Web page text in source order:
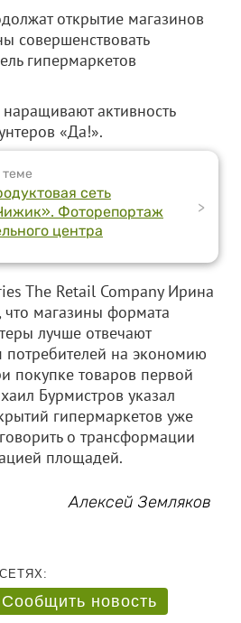
открытие магазинов
совершенствовать
гипермаркетов
активность
«Да!».
теме
сеть
Фоторепортаж
центра
>
The Retail Company Ирина
что магазины формата
лучше отвечают
потребителей на экономию
покупке товаров первой
Бурмистров указал
гипермаркетов уже
о трансформации
площадей.
Алексей Земляков
Сообщить новость